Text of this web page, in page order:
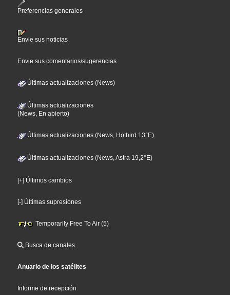
Preferencias generales
Envie sus noticias
Envie sus comentarios/sugerencias
Últimas actualizaciones (News)
Últimas actualizaciones
(News, En abierto)
Últimas actualizaciones (News, Hotbird 13°E)
Últimas actualizaciones (News, Astra 19,2°E)
[+] Últimos cambios
[-] Últimas supresiones
Temporarily Free To Air (5)
Busca de canales
Anuario de los satélites
Informe de recepción